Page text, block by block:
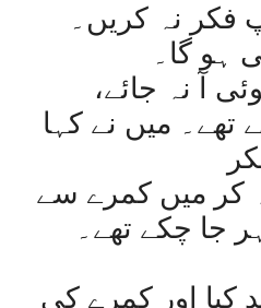
فکر نہ کریں۔
ہو گا۔
آ نہ جائے،
تھے۔ میں نے کہا
کر میں کمرے سے
جا چکے تھے۔
کیا اور کمرے کی